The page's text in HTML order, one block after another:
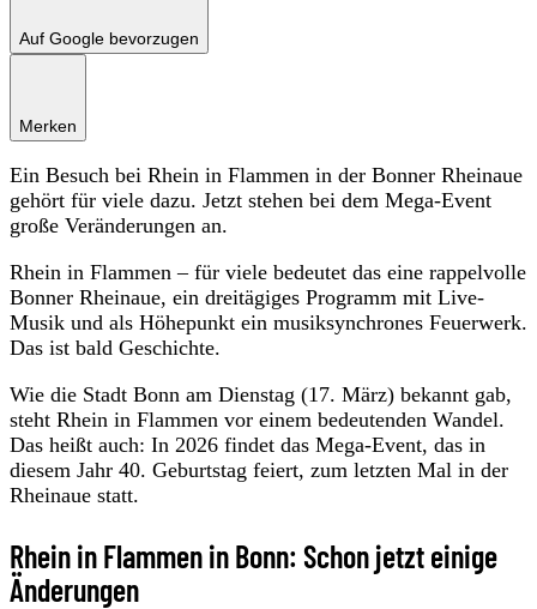
Auf Google bevorzugen
Merken
Ein Besuch bei Rhein in Flammen in der Bonner Rheinaue
gehört für viele dazu. Jetzt stehen bei dem Mega-Event
große Veränderungen an.
Rhein in Flammen – für viele bedeutet das eine rappelvolle
Bonner Rheinaue, ein dreitägiges Programm mit Live-
Musik und als Höhepunkt ein musiksynchrones Feuerwerk.
Das ist bald Geschichte.
Wie die Stadt Bonn am Dienstag (17. März) bekannt gab,
steht Rhein in Flammen vor einem bedeutenden Wandel.
Das heißt auch: In 2026 findet das Mega-Event, das in
diesem Jahr 40. Geburtstag feiert, zum letzten Mal in der
Rheinaue statt.
Rhein in Flammen in Bonn: Schon jetzt einige
Änderungen